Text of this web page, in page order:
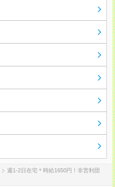
週1-2日在宅＊時給1650円！非営利団